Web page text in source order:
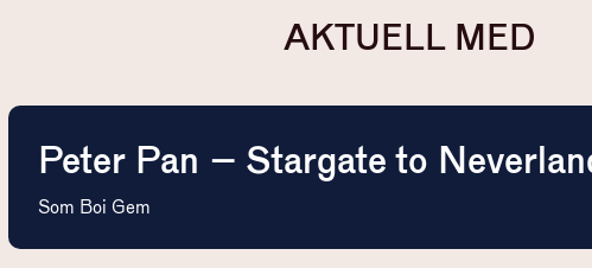
AKTUELL MED
Peter Pan – Stargate to
Som Boi Gem